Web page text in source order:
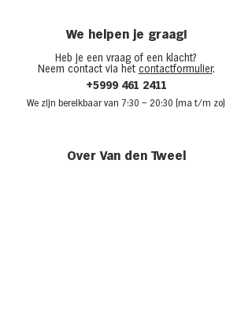
We helpen je graag!
Heb je een vraag of een klacht?
Neem contact via het contactformulier.
+5999 461 2411
We zijn bereikbaar van 7:30 – 20:30 (ma t/m zo)
Over Van den Tweel